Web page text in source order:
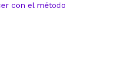
con el método